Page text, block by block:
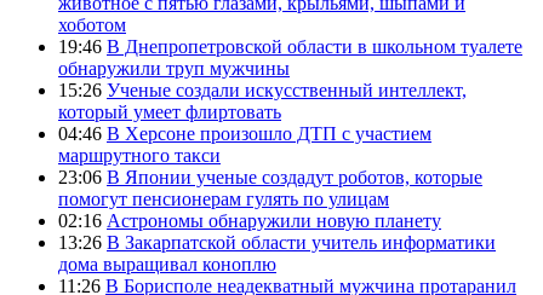
хоботом
19:46 В Днепропетровской области в школьном туалете
обнаружили труп мужчины
15:26 Ученые создали искусственный интеллект,
который умеет флиртовать
04:46 В Херсоне произошло ДТП с участием
маршрутного такси
23:06 В Японии ученые создадут роботов, которые
помогут пенсионерам гулять по улицам
02:16 Астрономы обнаружили новую планету
13:26 В Закарпатской области учитель информатики
дома выращивал коноплю
11:26 В Борисполе неадекватный мужчина протаранил